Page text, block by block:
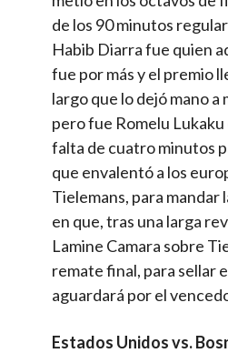
de los 90 minutos
Habib Diarra fue quien
fue por más y el premio
largo que lo dejó mano
pero fue Romelu
falta de cuatro minutos
que envalentó a los
Tielemans, para mandar
en que, tras una larga
Lamine Camara sobre
remate final, para sellar
aguardará por el
Estados Unidos vs.